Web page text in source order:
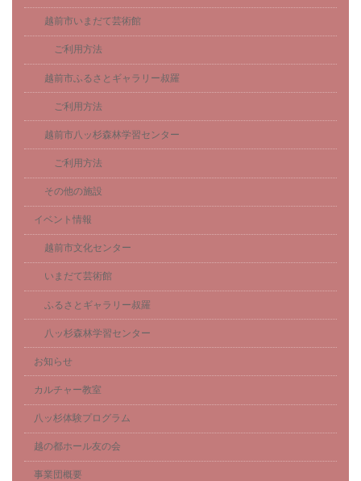
越前市いまだて芸術館
ご利用方法
越前市ふるさとギャラリー叔羅
ご利用方法
越前市八ッ杉森林学習センター
ご利用方法
その他の施設
イベント情報
越前市文化センター
いまだて芸術館
ふるさとギャラリー叔羅
八ッ杉森林学習センター
お知らせ
カルチャー教室
八ッ杉体験プログラム
越の都ホール友の会
事業団概要